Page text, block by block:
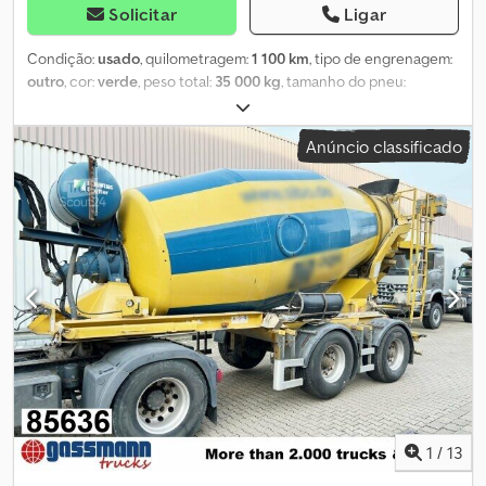
Solicitar Ligar
Condição:usado, quilometragem:1 100 km, tipo de engrenagem:
outro, cor:verde, peso total: 35 000 kg, tamanho do pneu:
, primeira matrícula:02/2009
do condutor:outro, distância entre eixos:1 300 mm,
Equipamento:
, Localização do veículo: Bovenden, 2 eixos,
eixos MB (freios a disco), suspensão pneumática, ABS (sistema
antibloqueio), proteção inferior, proteção lateral de alumínio.
Entre-eixos: 1300 mm Superestrutura: Betoneira LIEBHERR aprox.
10m³ / IMAGENS DE ARQUIVO! Pode ser adaptado, mediante custo
adicional, com motor separado (Deutz ou outra marca)! Hidráulica
compatível para tomada de força do caminhão trator disponível
por 3.900,00 € líquidos adicionais! 6 unidades ano 2009 com 10m³,
2 unidades ano 2011 com 12m³, 3 unidades ano 2012 com 12m³!
INFORMAÇÕES SOBRE ACESSÓRIOS SEM GARANTIA, sujeito a
alterações, venda intermédia e erros! Dcodpfx Asvy A H Uoc Ijk
Anúncio classificado
1 / 13